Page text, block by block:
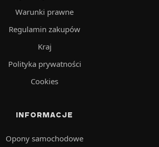
Warunki prawne
Regulamin zakupów
Kraj
Polityka prywatności
Cookies
INFORMACJE
Opony samochodowe